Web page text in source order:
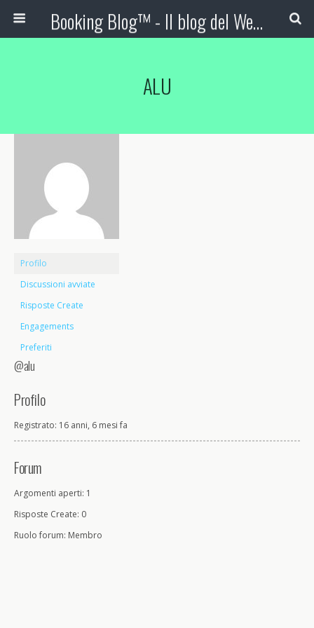
Booking Blog™ - Il blog del Web Marketing Turistico
ALU
Profilo
Discussioni avviate
Risposte Create
Engagements
Preferiti
@alu
Profilo
Registrato: 16 anni, 6 mesi fa
Forum
Argomenti aperti: 1
Risposte Create: 0
Ruolo forum: Membro